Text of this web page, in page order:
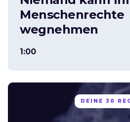
Menschenrechte
wegnehmen
1:00
DEINE 30